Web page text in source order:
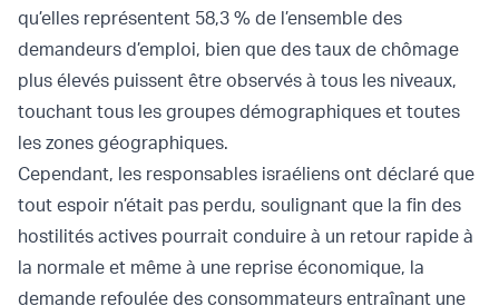
qu’elles représentent 58,3 % de l’ensemble des
demandeurs d’emploi, bien que des taux de chômage
plus élevés puissent être observés à tous les niveaux,
touchant tous les groupes démographiques et toutes
les zones géographiques.
Cependant, les responsables israéliens ont déclaré que
tout espoir n’était pas perdu, soulignant que la fin des
hostilités actives pourrait conduire à un retour rapide à
la normale et même à une reprise économique, la
demande refoulée des consommateurs entraînant une